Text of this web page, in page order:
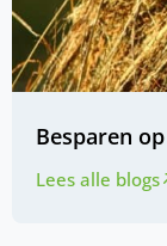
Besparen
Lees alle blogs